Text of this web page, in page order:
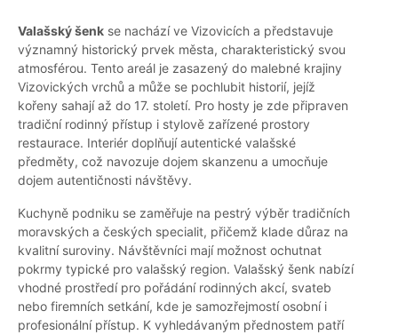
Valašský šenk se nachází ve Vizovicích a představuje
významný historický prvek města, charakteristický svou
atmosférou. Tento areál je zasazený do malebné krajiny
Vizovických vrchů a může se pochlubit historií, jejíž
kořeny sahají až do 17. století. Pro hosty je zde připraven
tradiční rodinný přístup i stylově zařízené prostory
restaurace. Interiér doplňují autentické valašské
předměty, což navozuje dojem skanzenu a umocňuje
dojem autentičnosti návštěvy.
Kuchyně podniku se zaměřuje na pestrý výběr tradičních
moravských a českých specialit, přičemž klade důraz na
kvalitní suroviny. Návštěvníci mají možnost ochutnat
pokrmy typické pro valašský region. Valašský šenk nabízí
vhodné prostředí pro pořádání rodinných akcí, svateb
nebo firemních setkání, kde je samozřejmostí osobní i
profesionální přístup. K vyhledávaným přednostem patří